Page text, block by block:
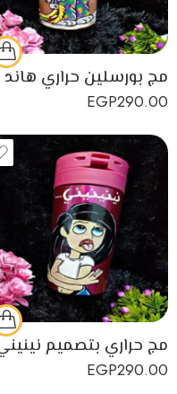
EGP290.00
EGP290.00